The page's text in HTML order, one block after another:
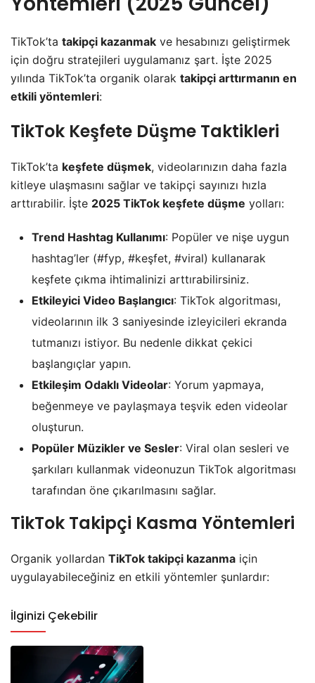
TikTok’ta takipçi kazanmak ve hesabınızı geliştirmek
için doğru stratejileri uygulamanız şart. İşte 2025
yılında TikTok’ta organik olarak takipçi arttırmanın en
etkili yöntemleri:
TikTok Keşfete Düşme Taktikleri
TikTok’ta keşfete düşmek, videolarınızın daha fazla
kitleye ulaşmasını sağlar ve takipçi sayınızı hızla
arttırabilir. İşte 2025 TikTok keşfete düşme yolları:
Trend Hashtag Kullanımı: Popüler ve nişe uygun
hashtag’ler (#fyp, #keşfet, #viral) kullanarak
keşfete çıkma ihtimalinizi arttırabilirsiniz.
Etkileyici Video Başlangıcı: TikTok algoritması,
videolarının ilk 3 saniyesinde izleyicileri ekranda
tutmanızı istiyor. Bu nedenle dikkat çekici
başlangıçlar yapın.
Etkileşim Odaklı Videolar: Yorum yapmaya,
beğenmeye ve paylaşmaya teşvik eden videolar
oluşturun.
Popüler Müzikler ve Sesler: Viral olan sesleri ve
şarkıları kullanmak videonuzun TikTok algoritması
tarafından öne çıkarılmasını sağlar.
TikTok Takipçi Kasma Yöntemleri
Organik yollardan TikTok takipçi kazanma için
uygulayabileceğiniz en etkili yöntemler şunlardır:
İlginizi Çekebilir